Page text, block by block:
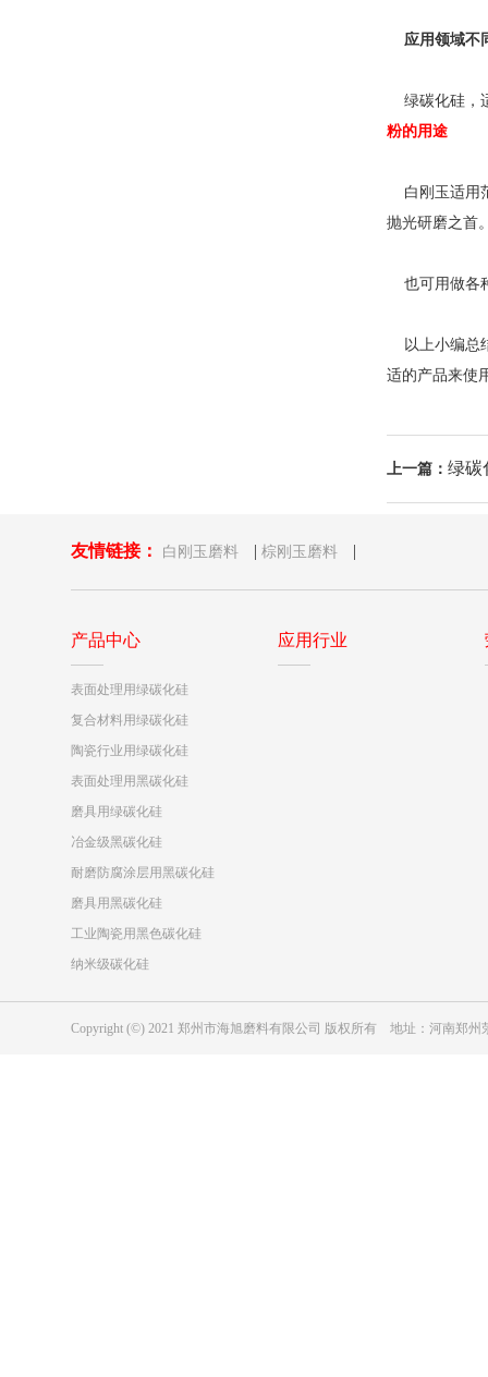
应用领域不
绿碳化硅，
粉的用途
白刚玉适用
抛光研磨之首
也可用做各
以上小编总
适的产品来使
上一篇： 绿碳
友情链接： 白刚玉磨料 | 棕刚玉磨料 |
产品中心
表面处理用绿碳化硅
复合材料用绿碳化硅
陶瓷行业用绿碳化硅
表面处理用黑碳化硅
磨具用绿碳化硅
冶金级黑碳化硅
耐磨防腐涂层用黑碳化硅
磨具用黑碳化硅
工业陶瓷用黑色碳化硅
纳米级碳化硅
应用行业
Copyright (©) 2021 郑州市海旭磨料有限公司 版权所有 地址：河南郑